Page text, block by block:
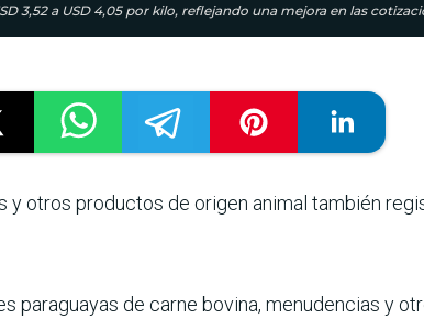
3,52 a USD 4,05 por kilo, reflejando una mejora en las
y otros productos de origen animal tam­bién
paragua­yas de carne bovina, menudencias y